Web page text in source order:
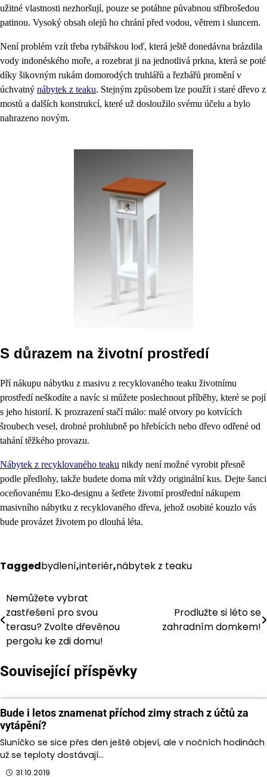
užitné vlastnosti nezhoršují, pouze se potáhne půvabnou stříbrošedou
patinou. Vysoký obsah olejů ho chrání před vodou, větrem i sluncem.
Není problém vzít třeba rybářskou loď, která ještě donedávna brázdila
vody indonéského moře, a rozebrat ji na jednotlivá prkna, která se poté
díky šikovným rukám domorodých truhlářů a řezbářů promění v
úchvatný nábytek z teaku. Stejným způsobem lze použít i staré dřevo z
mostů a dalších konstrukcí, které už dosloužilo svému účelu a bylo
nahrazeno novým.
S důrazem na životní prostředí
Pří nákupu nábytku z masivu z recyklovaného teaku životnímu
prostředí neškodíte a navíc si můžete poslechnout příběhy, které se pojí
s jeho historií. K prozrazení stačí málo: malé otvory po kotvících
šroubech vesel, drobné prohlubně po hřebících nebo dřevo odřené od
tahání těžkého provazu.
Nábytek z recyklovaného teaku nikdy není možné vyrobit přesně
podle předlohy, takže budete doma mít vždy originální kus. Dejte šanci
oceňovanému Eko-designu a šetřete životní prostřední nákupem
masivního nábytku z recyklovaného dřeva, jehož osobité kouzlo vás
bude provázet životem po dlouhá léta.
Taggedbydlení,interiér,nábytek z teaku
Navigace
pro
příspěvek
Nemůžete vybrat
zastřešení pro svou
terasu? Zvolte dřevěnou
pergolu ke zdi domu!
Prodlužte si léto se
zahradním domkem!
Související příspěvky
Bude i letos znamenat příchod zimy strach z účtů za
vytápění?
Sluníčko se sice přes den ještě objeví, ale v nočních hodinách
už se teploty dostávají…
31.10.2019